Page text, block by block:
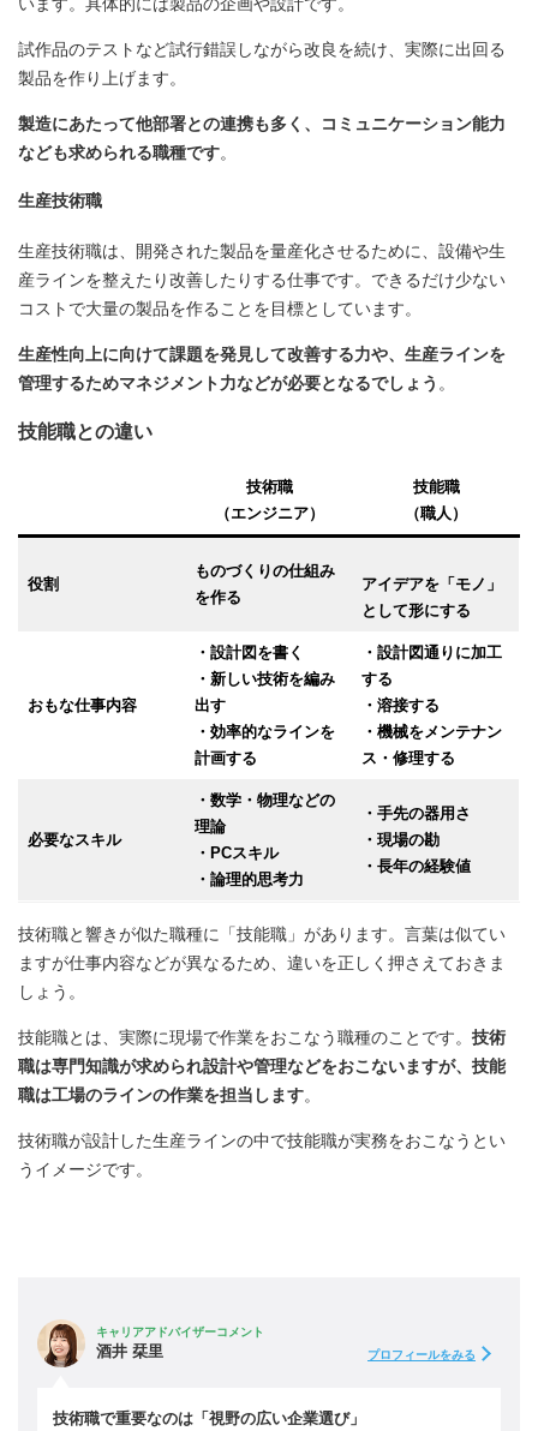
試作品のテストなど試行錯誤しながら改良を続け、実際に出回る
製品を作り上げます。
製造にあたって他部署との連携も多く、コミュニケーション能力
なども求められる職種です。
生産技術職
生産技術職は、開発された製品を量産化させるために、設備や生
産ラインを整えたり改善したりする仕事です。できるだけ少ない
コストで大量の製品を作ることを目標としています。
生産性向上に向けて課題を発見して改善する力や、生産ラインを
管理するためマネジメント力などが必要となるでしょう 。
技能職との違い
技術職
（エンジニア）
技能職
（職人）
役割
ものづくりの仕組み
を作る
アイデアを「モノ」
として形にする
おもな仕事内容
・設計図を書く
・新しい技術を編み
出す
・効率的なラインを
計画する
・設計図通りに加工
する
・溶接する
・機械をメンテナン
ス・修理する
必要なスキル
・数学・物理などの
理論
・PCスキル
・論理的思考力
・手先の器用さ
・現場の勘
・長年の経験値
技術職と響きが似た職種に「技能職」があります。言葉は似てい
ますが仕事内容などが異なるため、違いを正しく押さえておきま
しょう。
技能職とは、実際に現場で作業をおこなう職種のことです。 技術
職は専門知識が求められ設計や管理などをおこないますが、技能
職は工場のラインの作業を担当します。
技術職が設計した生産ラインの中で技能職が実務をおこなうとい
うイメージです。
キャリアアドバイザーコメント
酒井 栞里 プロフィールをみる
技術職で重要なのは「視野の広い企業選び」